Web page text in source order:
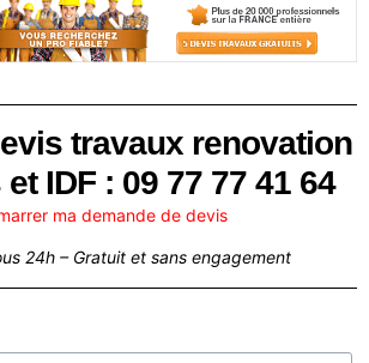
travaux renovation
IDF : 09 77 77 41 64
ma demande de devis
24h – Gratuit et sans engagement